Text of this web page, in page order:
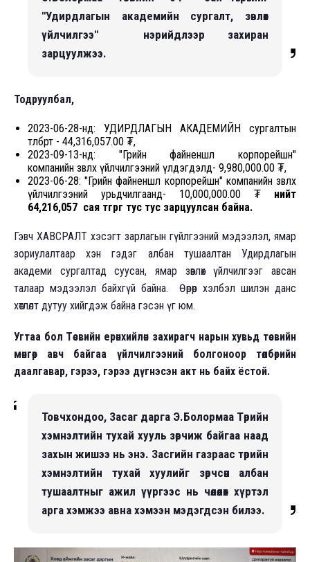
"Удирдлагын академийн сургалт, зөвлөх
үйлчилгээ" нэрийдлээр захиран
зарцуулжээ.
Тодруулбал,
2023-06-28-нд: УДИРДЛАГЫН АКАДЕМИЙН сургалтын
төлбөрт - 44,316,057.00 ₮,
2023-09-13-нд: "Грийн файненшл корпорейшн"
компанийн зөвлөх үйлчилгээний үлдэгдэлд- 9,980,000.00 ₮,
2023-06-28: "Грийн файненшл корпорейшн" компанийн зөвлөх
үйлчилгээний урьдчилгаанд- 10,000,000.00 ₮ нийт
64,216,057 сая төгрөг тус тус зарцуулсан байна.
Гэвч ХАВСРАЛТ хэсэгт зарлагын гүйлгээний мэдээлэл, ямар
зориулалтаар хэн гэдэг албан тушаалтан Удирдлагын
академи сургалтад суусан, ямар зөвлөх үйлчилгээг авсан
талаар мэдээлэл байхгүй байна. Өөрөөр хэлбэл шилэн данс
хөтлөлт дутуу хийгдэж байна гэсэн үг юм.
Угтаа бол Төсвийн ерөнхийлөн захирагч нарын хувьд төсвийн
мөнгөөр авч байгаа үйлчилгээний болгоноор төлбөрийн
даалгавар, гэрээ, гэрээ дүгнэсэн акт нь байх ёстой.
Товчхондоо, Засаг дарга Э.Болормаа Төрийн
хэмнэлтийн тухай хууль зөрчиж байгаа наад
захын жишээ нь энэ. Засгийн газраас төрийн
хэмнэлтийн тухай хуулийг зөрчсөн албан
тушаалтныг ажил үүргээс нь чөлөөлөх хүртэл
арга хэмжээ авна хэмээн мэдэгдсэн билээ.